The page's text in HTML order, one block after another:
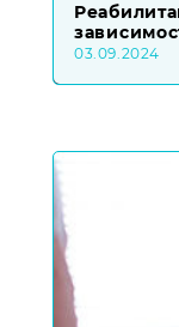
03.09.2024